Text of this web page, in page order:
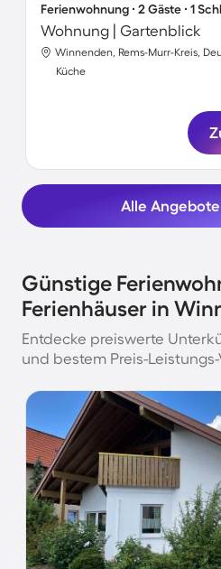
Ferienwohnung ∙ 2 Gäste ∙ 1
Wohnung | Gartenblick
Winnenden, Rems-Murr-Kreis,
Küche
Alle
Günstige
Ferienhäuser in
Entdecke preiswerte
und bestem Preis-